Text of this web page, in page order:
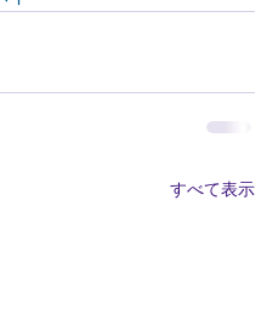
すべて表示